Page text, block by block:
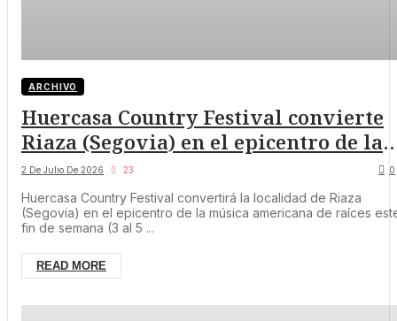
ARCHIVO
Huercasa Country Festival convierte
Riaza (Segovia) en el epicentro de la
música americana de raíces este fin de
semana
2 De Julio De 2026 23 0
Huercasa Country Festival convertirá la localidad de Riaza
(Segovia) en el epicentro de la música americana de raíces
fin de semana (3 al 5 ...
READ MORE